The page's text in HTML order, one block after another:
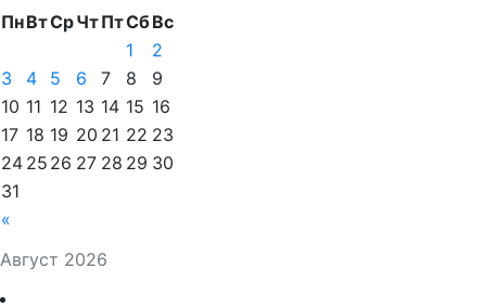
Август 2026
ПнВтСрЧтПтСбВс
«
1
2
3
4 5 6 7 8
9
10 11 12 13 14 15 16
17 18 19 20 21 22 23
24 25 26 27 28 29 30
31